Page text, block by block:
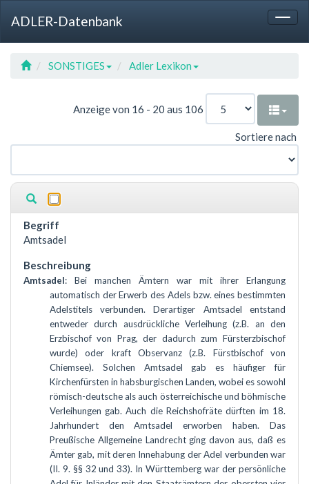
zur
zum
zur
Referenz
ADLER-Datenbank
SONSTIGES Adler Lexikon
Anzeige von 16 - 20 aus 106
Sortiere nach
Amtsadel
Amtsadel: Bei manchen Ämtern war mit ihrer Erlangung
automatisch der Erwerb des Adels bzw. eines bestimmten
Adelstitels verbunden. Derartiger Amtsadel entstand
entweder durch ausdrückliche Verleihung (z.B. an den
Erzbischof von Prag, der dadurch zum Fürsterzbischof
wurde) oder kraft Observanz (z.B. Fürstbischof von
Chiemsee). Solchen Amtsadel gab es häufiger für
Kirchenfürsten in habsburgischen Landen, wobei es sowohl
römisch-deutsche als auch österreichische und böhmische
Verleihungen gab. Auch die Reichshofräte dürften im 18.
Jahrhundert den Amtsadel erworben haben. Das
Preußische Allgemeine Landrecht ging davon aus, daß es
Ämter gab, mit deren Innehabung der Adel verbunden war
(II. 9. §§ 32 und 33). In Württemberg war der persönliche